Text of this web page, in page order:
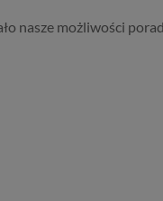
nasze możliwości